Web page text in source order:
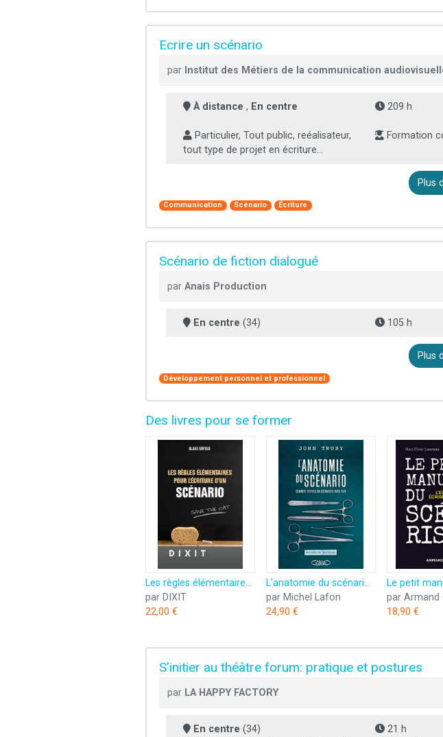
Ecrire un scénario
par Institut des Métiers de la communication
À distance , En centre 209 h
Particulier, Tout public, reéalisateur,
tout type de projet en écriture...
Formation
Plus
Communication Scénario Écriture
Scénario de fiction dialogué
par Anais Production
En centre (34) 105 h
Plus
Développement personnel et professionnel
Des livres pour se former
Les règles élémentaires pour l'écriture d'un scénario
par DIXIT
22,00 €
L'anatomie du scénario - nouvelle édition
par Michel Lafon
24,90 €
par Armand
18,90 €
S’initier au théâtre forum: pratique et postures
par LA HAPPY FACTORY
En centre (34) 21 h